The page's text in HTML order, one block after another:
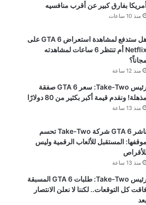
بفارق كبير عن أقرب منافسيه
منذ 10 ساعات
هل ستدفع لمشاهدة استعراض GTA 6 على
Netflix أم تنتظر 6 ساعات لمشاهدته
مجاناً؟
منذ 12 ساعة
رئيس Take-Two: سعر GTA 6 صفقة
مذهلة! ونقدم قيمة أكبر بكثير من 80 دولارًا
منذ 13 ساعة
ناشر GTA 6 شركة Take-Two تحسم
موقفها: المستقبل للألعاب الرقمية وليس
منذ 13 ساعة
رئيس Take-Two: طلبات GTA 6 المسبقة
كل التوقعات.. لكننا لا نعلن الانتصار